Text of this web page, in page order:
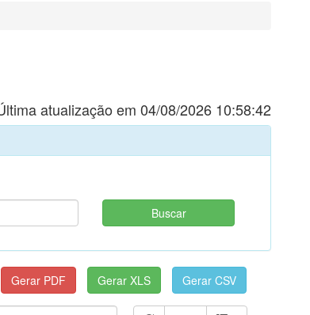
atualização em 04/08/2026 10:58:42